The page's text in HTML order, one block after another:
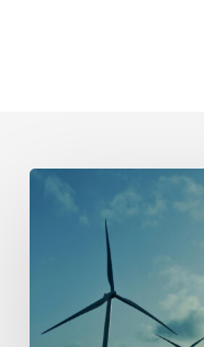
Parque
Padornelo